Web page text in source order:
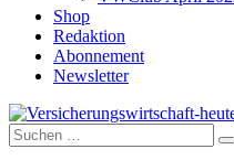
Shop
Redaktion
Abonnement
Newsletter
Versicherungswirtschaft-heute
Suche
nach: